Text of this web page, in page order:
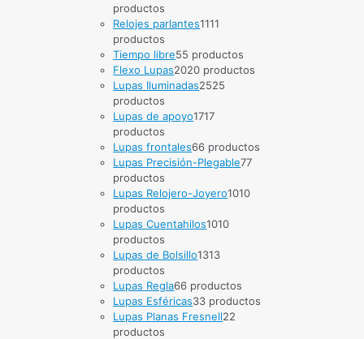
productos
Relojes parlantes1111
productos
Tiempo libre55 productos
Flexo Lupas2020 productos
Lupas Iluminadas2525
productos
Lupas de apoyo1717
productos
Lupas frontales66 productos
Lupas Precisión-Plegable77
productos
Lupas Relojero-Joyero1010
productos
Lupas Cuentahilos1010
productos
Lupas de Bolsillo1313
productos
Lupas Regla66 productos
Lupas Esféricas33 productos
Lupas Planas Fresnell22
productos